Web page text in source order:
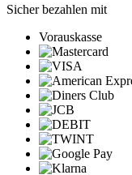
Sicher bezahlen mit
Vorauskasse